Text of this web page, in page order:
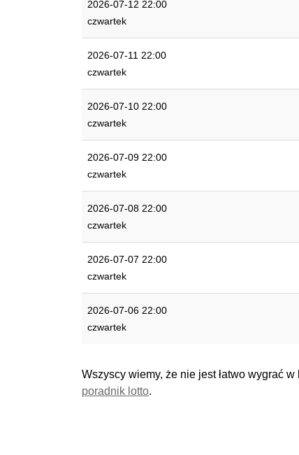
2026-07-12 22:00
czwartek
2026-07-11 22:00
czwartek
2026-07-10 22:00
czwartek
2026-07-09 22:00
czwartek
2026-07-08 22:00
czwartek
2026-07-07 22:00
czwartek
2026-07-06 22:00
czwartek
Wszyscy wiemy, że nie jest łatwo wygrać w
poradnik lotto.